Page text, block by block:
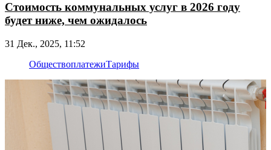
Стоимость коммунальных услуг в 2026 году
будет ниже, чем ожидалось
31 Дек., 2025, 11:52
ОбществоплатежиТарифы